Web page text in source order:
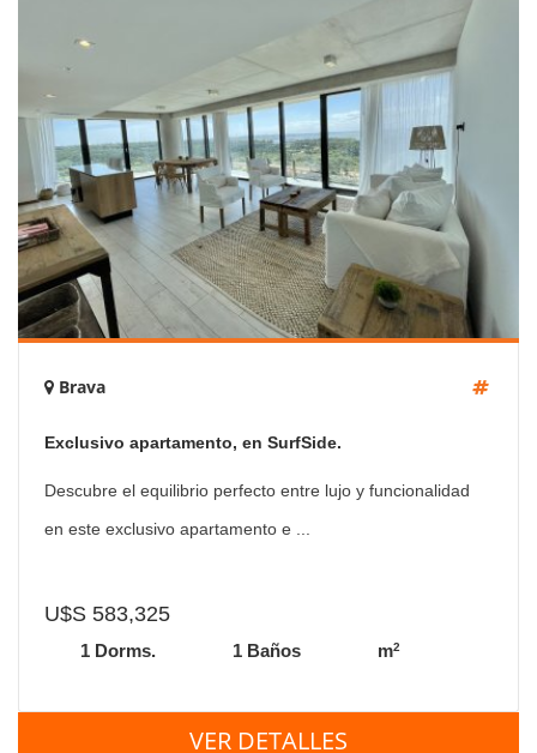
Brava
Exclusivo apartamento, en SurfSide.
Descubre el equilibrio perfecto entre lujo y funcionalidad
en este exclusivo apartamento e ...
U$S 583,325
1 Dorms. 1 Baños m2
VER DETALLES